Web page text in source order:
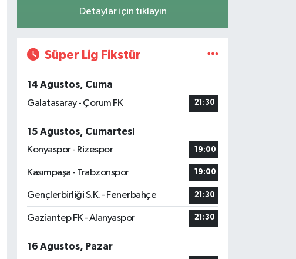
Detaylar için tıklayın
Süper Lig Fikstür
14 Ağustos, Cuma
Galatasaray - Çorum FK
21:30
15 Ağustos, Cumartesi
Konyaspor - Rizespor
19:00
Kasımpaşa - Trabzonspor 19:00
Gençlerbirliği S.K. - Fenerbahçe 21:30
Gaziantep FK - Alanyaspor 21:30
16 Ağustos, Pazar